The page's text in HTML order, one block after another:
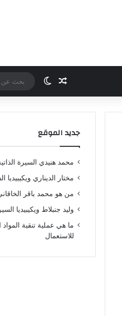
مقال عشوائي
الوضع المظلم
جديد الموقع
محمد هنيدي السيرة
مختار الديناري ويكيبيديا
من هو محمد باقر الخاقاني
وليد جنبلاط ويكيبيديا
ما هي عملية تنقية
للاستعمال